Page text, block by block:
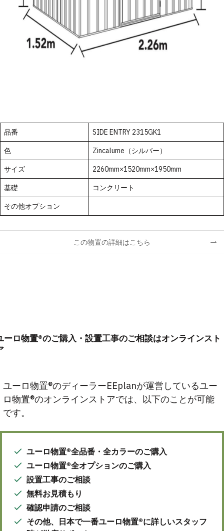
品番 SIDE ENTRY 2315GK1
色 Zincalume（シルバー）
サイズ 2260mm×1520mm×1950mm
基礎 コンクリート
その他オプション
この物置の詳細はこちら
ーロ物置®のご購入・設置工事のご相談はオンラインスト
ユーロ物置®のディーラーEEplanが運営しているユー
ロ物置®のオンラインストアでは、以下のことが可能
です。
ユーロ物置®全品番・全カラーのご購入
ユーロ物置®全オプションのご購入
設置工事のご相談
無料お見積もり
確認申請のご相談
その他、日本で一番ユーロ物置®に詳しいスタッフ